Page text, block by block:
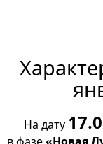
На дату